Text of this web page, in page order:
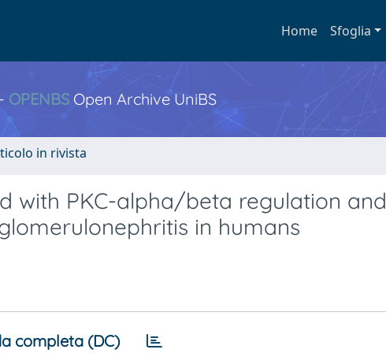
Home Sfoglia
OPENBS Open Archive UniBS
in rivista
with PKC-alpha/beta regulation and
in humans
completa (DC)